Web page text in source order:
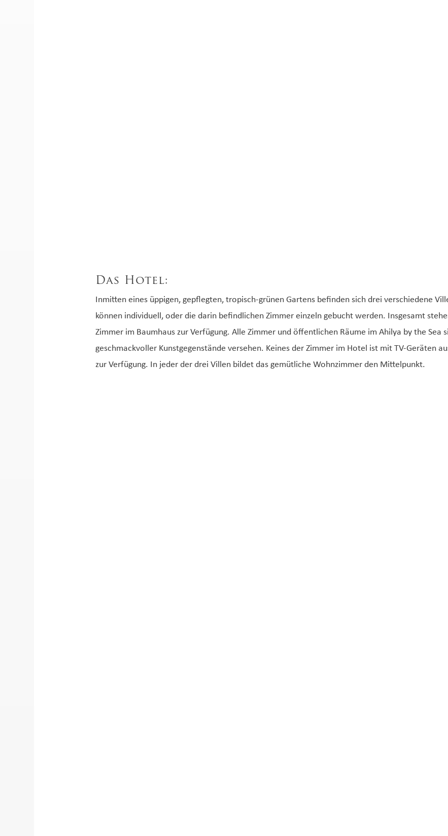
Das Hotel:
Inmitten eines üppigen, gepflegten, tropisch-grünen Gartens befinden sich drei verschiedene
können individuell, oder die darin befindlichen Zimmer einzeln gebucht werden. Insgesamt
Zimmer im Baumhaus zur Verfügung. Alle Zimmer und öffentlichen Räume im Ahilya by the Sea
geschmackvoller Kunstgegenstände versehen. Keines der Zimmer im Hotel ist mit TV-Geräten
zur Verfügung. In jeder der drei Villen bildet das gemütliche Wohnzimmer den Mittelpunkt.